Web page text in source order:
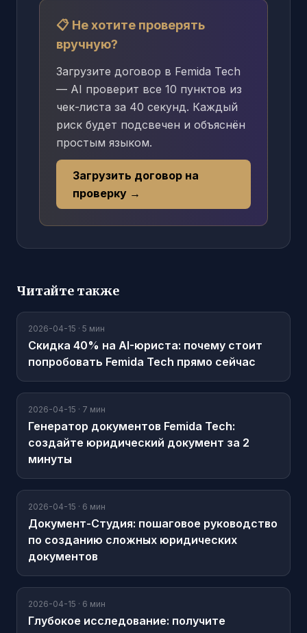
📋 Не хотите проверять
вручную?
Загрузите договор в Femida Tech
— AI проверит все 10 пунктов из
чек-листа за 40 секунд. Каждый
риск будет подсвечен и объяснён
простым языком.
Загрузить договор на
проверку →
Читайте также
2026-04-15 · 5 мин
Скидка 40% на AI-юриста: почему стоит
попробовать Femida Tech прямо сейчас
2026-04-15 · 7 мин
Генератор документов Femida Tech:
создайте юридический документ за 2
минуты
2026-04-15 · 6 мин
Документ-Студия: пошаговое руководство
по созданию сложных юридических
документов
2026-04-15 · 6 мин
Глубокое исследование: получите